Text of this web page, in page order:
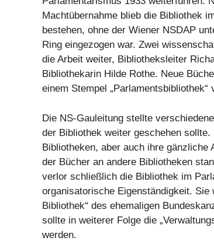
Machtübernahme blieb die Bibliothek
bestehen, ohne der Wiener NSDAP
Ring eingezogen war. Zwei
die Arbeit weiter, Bibliotheksleiter
Bibliothekarin Hilde Rothe. Neue
einem Stempel „Parlamentsbibliothek“
Die NS-Gauleitung stellte
der Bibliothek weiter geschehen sollte.
Bibliotheken, aber auch ihre gänzliche
der Bücher an andere Bibliotheken
verlor schließlich die Bibliothek im
organisatorische Eigenständigkeit. Sie
Bibliothek“ des ehemaligen
sollte in weiterer Folge die
werden.